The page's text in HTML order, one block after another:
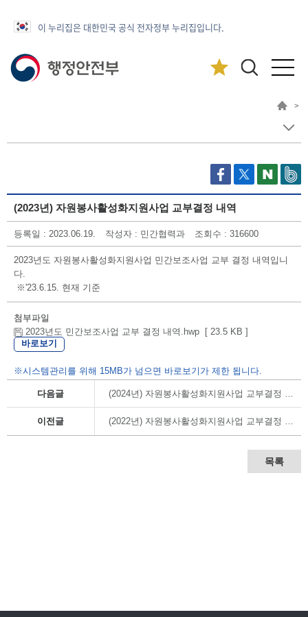
이 누리집은 대한민국 공식 전자정부 누리집입니다.
>
(2023년) 자원봉사활성화지원사업 교부결정 내역
등록일 : 2023.06.19. 작성자 : 민간협력과 조회수 : 316600
2023년도 자원봉사활성화지원사업 민간보조사업 교부 결정 내역입니
다.
※'23.6.15. 현재 기준
첨부파일
2023년도 민간보조사업 교부 결정 내역.hwp [ 23.5 KB ]
바로보기
※시스템관리를 위해 15MB가 넘으면 바로보기가 제한 됩니다.
다음글 (2024년) 자원봉사활성화지원사업 교부결정 내역
이전글 (2022년) 자원봉사활성화지원사업 교부결정 내역
목록